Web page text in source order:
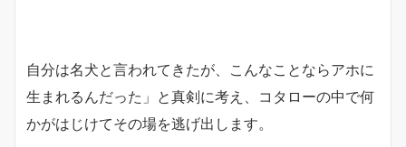
自分は名犬と言われてきたが、こんなことならアホに
生まれるんだった」と真剣に考え、コタローの中で何
かがはじけてその場を逃げ出します。